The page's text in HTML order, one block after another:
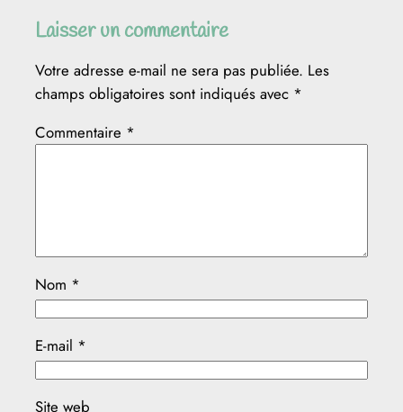
Laisser un commentaire
Votre adresse e-mail ne sera pas publiée. Les
champs obligatoires sont indiqués avec *
Commentaire *
Nom *
E-mail *
Site web